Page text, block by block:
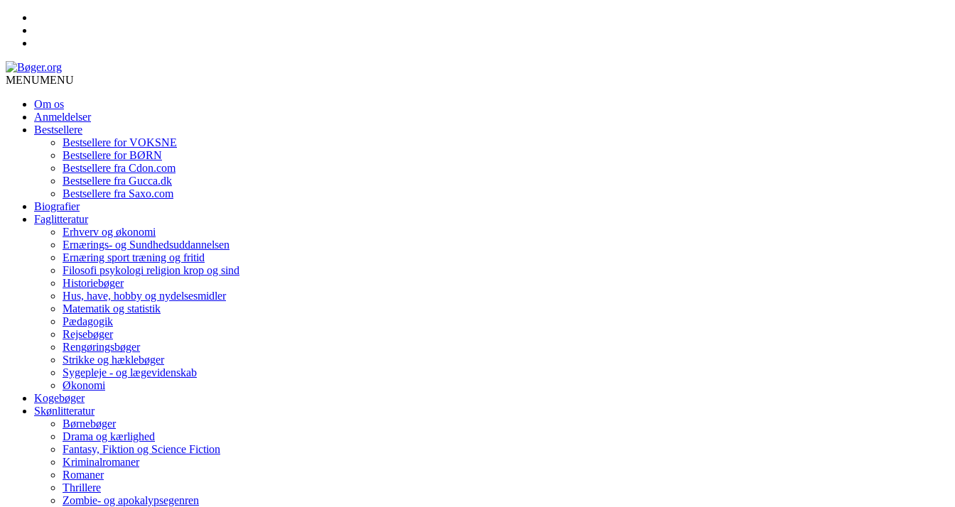
MENUMENU
Om os
Anmeldelser
Bestsellere
Bestsellere for VOKSNE
Bestsellere for BØRN
Bestsellere fra Cdon.com
Bestsellere fra Gucca.dk
Bestsellere fra Saxo.com
Biografier
Faglitteratur
Erhverv og økonomi
Ernærings- og Sundhedsuddannelsen
Ernæring sport træning og fritid
Filosofi psykologi religion krop og sind
Historiebøger
Hus, have, hobby og nydelsesmidler
Matematik og statistik
Pædagogik
Rejsebøger
Rengøringsbøger
Strikke og hæklebøger
Sygepleje - og lægevidenskab
Økonomi
Kogebøger
Skønlitteratur
Børnebøger
Drama og kærlighed
Fantasy, Fiktion og Science Fiction
Kriminalromaner
Romaner
Thrillere
Zombie- og apokalypsegenren